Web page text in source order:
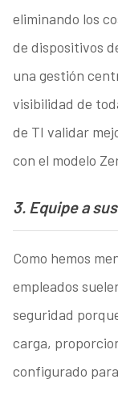
eliminando los
de dispositivos
una gestión
visibilidad de
de TI validar
con el modelo
3. Equipe a
Como hemos
empleados
seguridad
carga,
configurado